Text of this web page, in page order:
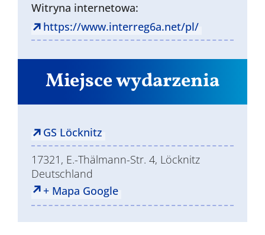
Witryna internetowa:
https://www.interreg6a.net/pl/
Miejsce wydarzenia
GS Löcknitz
17321, E.-Thälmann-Str. 4, Löcknitz
Deutschland
+ Mapa Google